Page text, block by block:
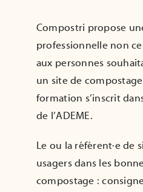
Compostri propose
professionnelle non
aux personnes
un site de
formation s’inscrit
de l’ADEME.
Le ou la référent·e de
usagers dans les
compostage :